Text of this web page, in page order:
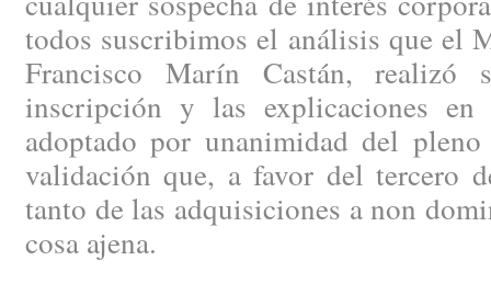
todos suscribimos el análisis que el
Francisco Marín Castán,
inscripción y las explicaciones
adoptado por unanimidad del
validación que, a favor del tercero
tanto de las adquisiciones a non
cosa ajena.